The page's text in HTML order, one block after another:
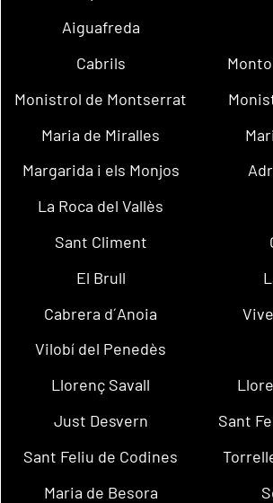
Aiguafreda
Cabrils
Monistrol de Montserrat
Maria de Miralles
Margarida i els Monjos
La Roca del Vallès
Sant Climent
El Brull
Cabrera d´Anoia
Vilobí del Penedès
Llorenç Savall
Just Desvern
Sant
Sant Feliu de Codines
Maria de Besora